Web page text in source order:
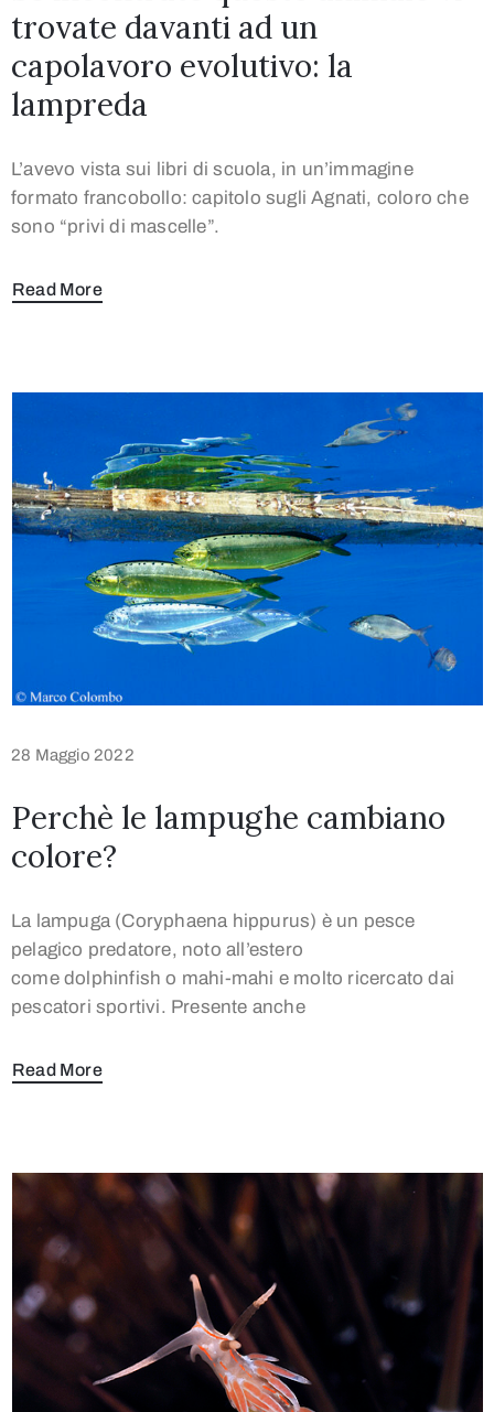
trovate davanti ad un
capolavoro evolutivo: la
lampreda
L’avevo vista sui libri di scuola, in un’immagine
formato francobollo: capitolo sugli Agnati, coloro che
sono “privi di mascelle”.
Read More
28 Maggio 2022
Perchè le lampughe cambiano
colore?
La lampuga (Coryphaena hippurus) è un pesce
pelagico predatore, noto all’estero
come dolphinfish o mahi-mahi e molto ricercato dai
pescatori sportivi. Presente anche
Read More